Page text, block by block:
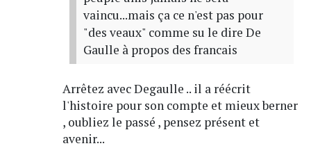
vaincu...mais ça ce n'est pas pour
"des veaux" comme su le dire De
Gaulle à propos des francais
Arrêtez avec Degaulle .. il a réécrit
l'histoire pour son compte et mieux berner
, oubliez le passé , pensez présent et
avenir...